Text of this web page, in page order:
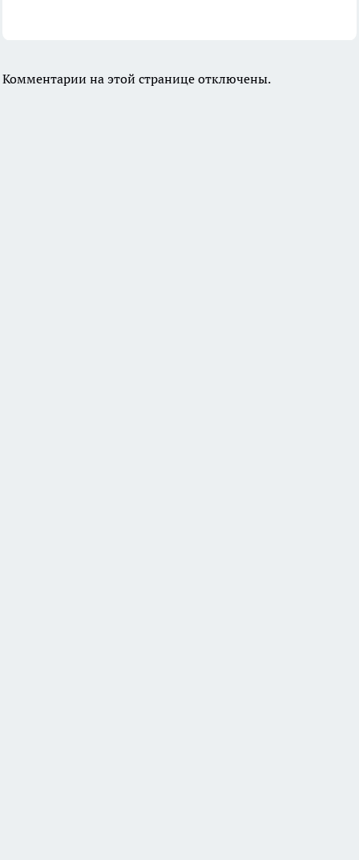
Комментарии на этой странице отключены.